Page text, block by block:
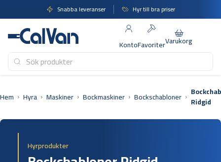
till
innehåll
Snabba leveranser Hyr till bra priser
KontoFavoriterVarukorg
Hem Hyra Maskiner Bockmaskiner Bockschabloner
Ridgid
Hyrprodukter